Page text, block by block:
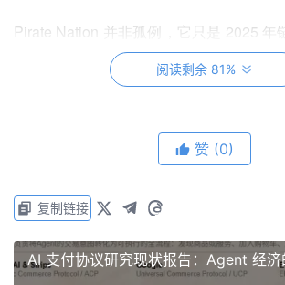
Pirate Nation 并非孤例，它只是 2025 年
Sword》，在去年 5 月宣布关闭，开
基于 Solana 构建的第三人称射击大
Heroes》曾是超过 25 万名 PC 平台玩家
样因为融资断裂而在去年五月结束运营
阅读剩余 81%
赞 (0)
复制链接
AI 支付协议研究现状报告：Agent 经